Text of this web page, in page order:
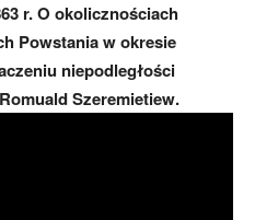
r. O okolicznościach
Powstania w okresie
niepodległości
Szeremietiew.